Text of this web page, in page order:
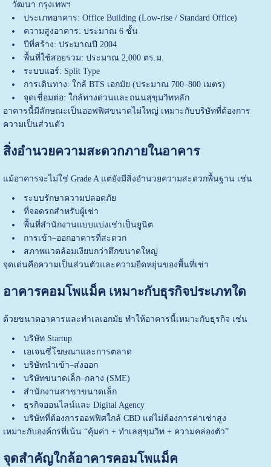
วัฒนา กรุงเทพฯ
ประเภทอาคาร: Office Building (Low-rise / Standard Office)
ความสูงอาคาร: ประมาณ 6 ชั้น
ปีที่สร้าง: ประมาณปี 2004
พื้นที่ใช้สอยรวม: ประมาณ 2,000 ตร.ม.
ระบบแอร์: Split Type
การเดินทาง: ใกล้ BTS เอกมัย (ประมาณ 700–800 เมตร)
จุดเชื่อมต่อ: ใกล้ทางด่วนและถนนสุขุมวิทหลัก
อาคารนี้มีลักษณะเป็นออฟฟิศขนาดไม่ใหญ่ เหมาะกับบริษัทที่ต้องการ
ความเป็นส่วนตัว
สิ่งอำนวยความสะดวกภายในอาคาร
แม้อาคารจะไม่ใช่ Grade A แต่ยังมีสิ่งอำนวยความสะดวกพื้นฐาน เช่น
ระบบรักษาความปลอดภัย
ที่จอดรถสำหรับผู้เช่า
พื้นที่สำนักงานแบบแบ่งเช่าเป็นยูนิต
การเข้า–ออกอาคารที่สะดวก
สภาพแวดล้อมเงียบกว่าตึกขนาดใหญ่
จุดเด่นคือความเป็นส่วนตัวและความยืดหยุ่นของพื้นที่เช่า
อาคารคอมโพแม็ค เหมาะกับธุรกิจประเภทใด
ด้วยขนาดอาคารและทำเลเอกมัย ทำให้อาคารนี้เหมาะกับธุรกิจ เช่น
บริษัท Startup
เอเจนซี่โฆษณาและการตลาด
บริษัทนำเข้า–ส่งออก
บริษัทขนาดเล็ก–กลาง (SME)
สำนักงานสาขาขนาดเล็ก
ธุรกิจออนไลน์และ Digital Agency
บริษัทที่ต้องการออฟฟิศใกล้ CBD แต่ไม่ต้องการค่าเช่าสูง
เหมาะกับองค์กรที่เน้น “คุ้มค่า + ทำเลสุขุมวิท + ความคล่องตัว”
จุดสำคัญใกล้อาคารคอมโพแม็ค